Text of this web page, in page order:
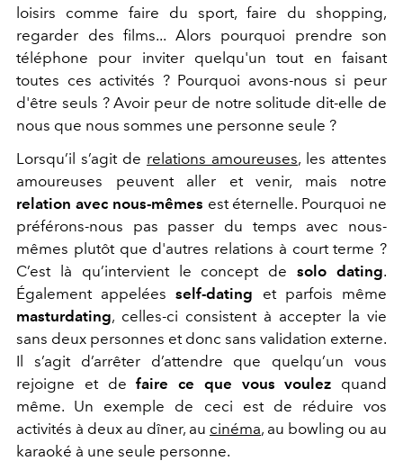
loisirs comme faire du sport, faire du shopping,
regarder des films... Alors pourquoi prendre son
téléphone pour inviter quelqu'un tout en faisant
toutes ces activités ? Pourquoi avons-nous si peur
d'être seuls ? Avoir peur de notre solitude dit-elle de
nous que nous sommes une personne seule ?
Lorsqu’il s’agit de relations amoureuses, les attentes
amoureuses peuvent aller et venir, mais notre
relation avec nous-mêmes est éternelle. Pourquoi ne
préférons-nous pas passer du temps avec nous-
mêmes plutôt que d'autres relations à court terme ?
C’est là qu’intervient le concept desolo dating.
Également appeléesself-dating et parfois même
masturdating, celles-ci consistent à accepter la vie
sans deux personnes et donc sans validation externe.
Il s’agit d’arrêter d’attendre que quelqu’un vous
rejoigne et defaire ce que vous voulez quand
même. Un exemple de ceci est de réduire vos
activités à deux au dîner, au cinéma, au bowling ou au
karaoké à une seule personne.